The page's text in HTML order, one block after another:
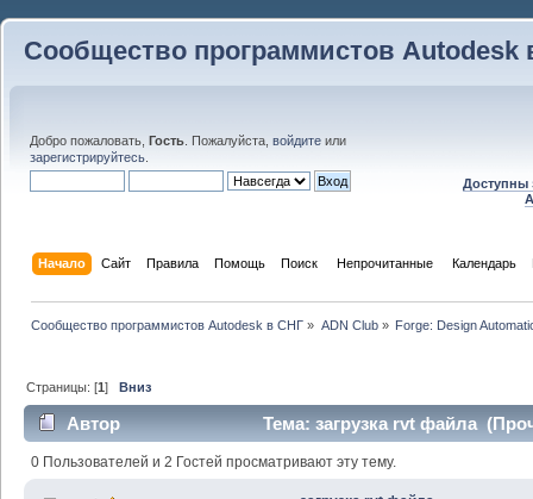
Сообщество программистов Autodesk
Добро пожаловать, Гость . Пожалуйста, войдите или
зарегистрируйтесь
Доступны
Начало Сайт Правила Помощь Поиск Непрочитанные Календарь
Сообщество программистов Autodesk в СНГ » ADN Club» Forge: Design
Страницы: [1]Вниз
Автор Тема: загрузка rvt файла
0 Пользователей и 2 Гостей просматривают эту тему.